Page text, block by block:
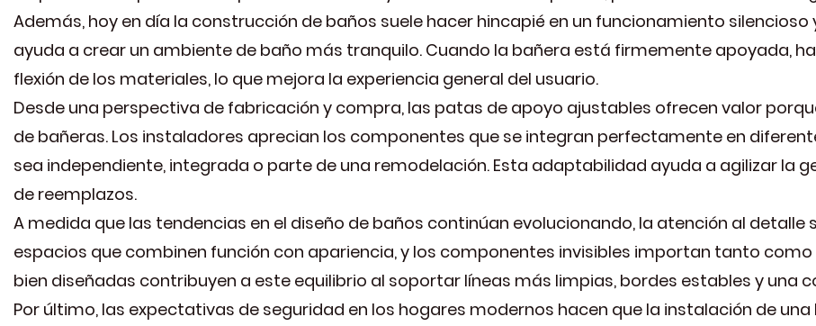
Además, hoy en día la construcción de baños suele hacer hincapié en un funcionamiento
ayuda a crear un ambiente de baño más tranquilo. Cuando la bañera está firmemente apoyada,
flexión de los materiales, lo que mejora la experiencia general del usuario.
Desde una perspectiva de fabricación y compra, las patas de apoyo ajustables ofrecen valor
de bañeras. Los instaladores aprecian los componentes que se integran perfectamente en
sea independiente, integrada o parte de una remodelación. Esta adaptabilidad ayuda a agilizar la
de reemplazos.
A medida que las tendencias en el diseño de baños continúan evolucionando, la atención al detalle
espacios que combinen función con apariencia, y los componentes invisibles importan tanto
bien diseñadas contribuyen a este equilibrio al soportar líneas más limpias, bordes estables y una
Por último, las expectativas de seguridad en los hogares modernos hacen que la instalación de